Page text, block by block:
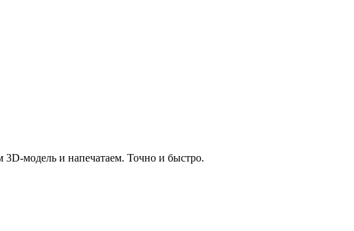
модель и напечатаем. Точно и быстро.